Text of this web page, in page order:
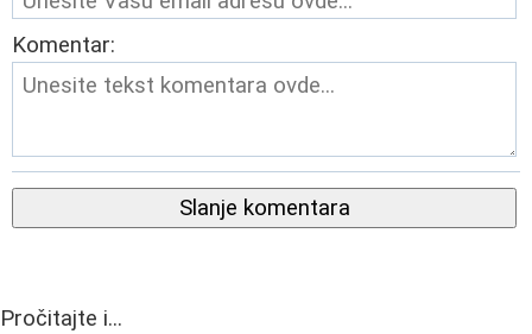
Komentar:
Slanje komentara
Pročitajte i...